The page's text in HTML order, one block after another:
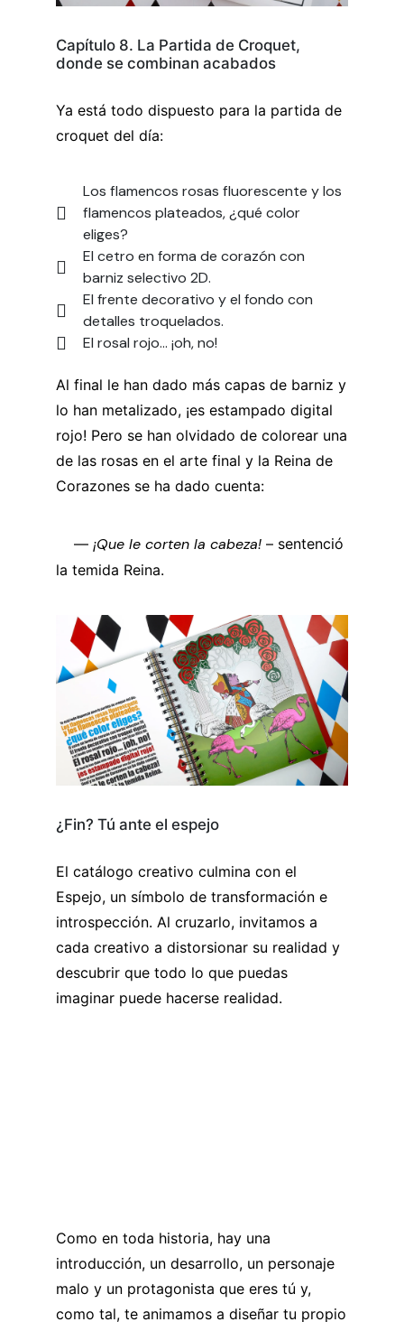
Capítulo 8. La Partida de Croquet,
donde se combinan acabados
Ya está todo dispuesto para la partida de
croquet del día:
Los flamencos rosas fluorescente y los
flamencos plateados, ¿qué color
eliges?
El cetro en forma de corazón con
barniz selectivo 2D.
El frente decorativo y el fondo con
detalles troquelados.
El rosal rojo… ¡oh, no!
Al final le han dado más capas de barniz y
lo han metalizado, ¡es estampado digital
rojo! Pero se han olvidado de colorear una
de las rosas en el arte final y la Reina de
Corazones se ha dado cuenta:
— ¡Que le corten la cabeza! – sentenció
la temida Reina.
¿Fin? Tú ante el espejo
El catálogo creativo culmina con el
Espejo, un símbolo de transformación e
introspección. Al cruzarlo, invitamos a
cada creativo a distorsionar su realidad y
descubrir que todo lo que puedas
imaginar puede hacerse realidad.
Como en toda historia, hay una
introducción, un desarrollo, un personaje
malo y un protagonista que eres tú y,
como tal, te animamos a diseñar tu propio